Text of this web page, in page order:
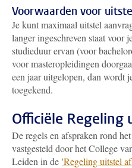
Voorwaarden voor
Je kunt maximaal uitstel
langer ingeschreven staat voor
studieduur ervan (voor
voor masteropleidingen
een jaar uitgelopen, dan wordt
toegekend.
Officiële
De regels en afspraken rond
vastgesteld door het College
Leiden in de 'Regeling uitstel